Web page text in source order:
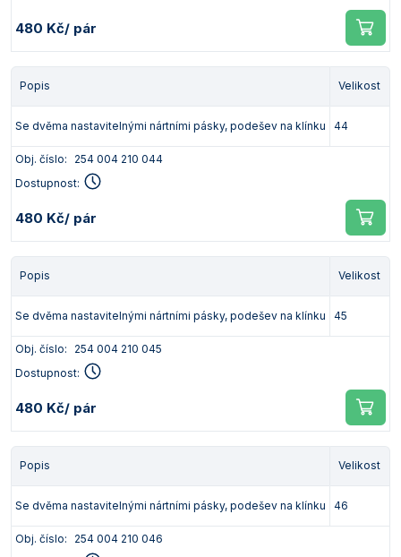
480 Kč/ pár
Popis Velikost
Se dvěma nastavitelnými nártními pásky, podešev na klínku 44
Obj. číslo:
254 004 210 044
Dostupnost:
480 Kč/ pár
Popis Velikost
Se dvěma nastavitelnými nártními pásky, podešev na klínku 45
Obj. číslo:
254 004 210 045
Dostupnost:
480 Kč/ pár
Popis Velikost
Se dvěma nastavitelnými nártními pásky, podešev na klínku 46
Obj. číslo:
254 004 210 046